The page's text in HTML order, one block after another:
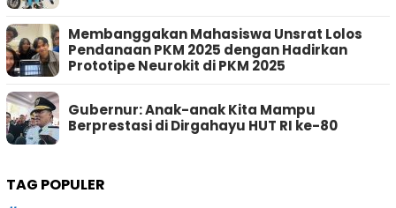
Membanggakan Mahasiswa Unsrat Lolos
Pendanaan PKM 2025 dengan Hadirkan
Prototipe Neurokit di PKM 2025
Gubernur: Anak-anak Kita Mampu
Berprestasi di Dirgahayu HUT RI ke-80
TAG POPULER